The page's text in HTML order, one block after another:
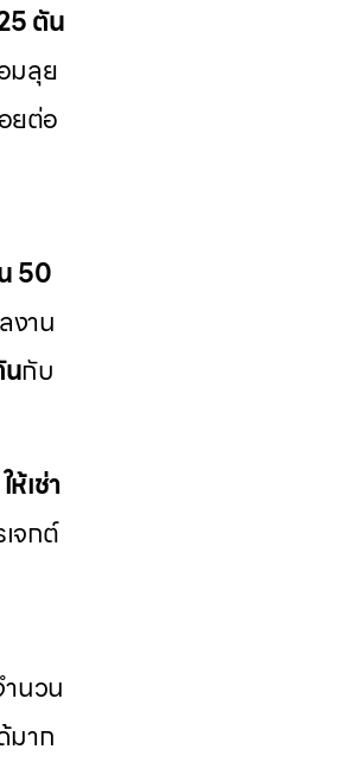
ตัน
มลุย
ยต่อ
50
งาน
นกับ
เช่า
เจกต์
นวน
มาก